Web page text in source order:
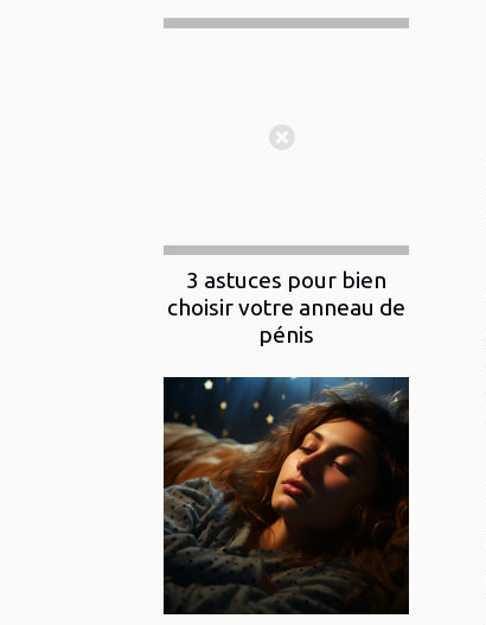
3 astuces pour bien
choisir votre anneau de
pénis